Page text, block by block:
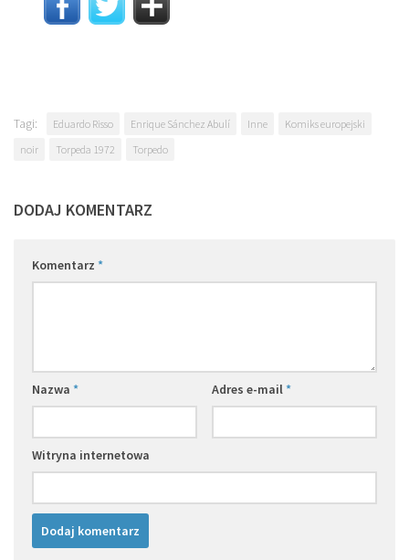
Tagi: Eduardo Risso Enrique Sánchez Abulí Inne
Komiks europejski
noir
Torpeda 1972 Torpedo
DODAJ KOMENTARZ
Komentarz *
Nazwa * Adres e-mail*
Witryna internetowa